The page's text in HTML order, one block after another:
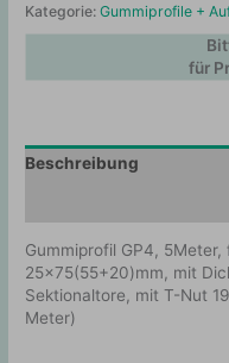
Kategorie:Gummiprofile +
für
Beschreibung
Gummiprofil GP4, 5Meter,
25×75(55+20)mm, mit
Sektionaltore, mit T-Nut
Meter)